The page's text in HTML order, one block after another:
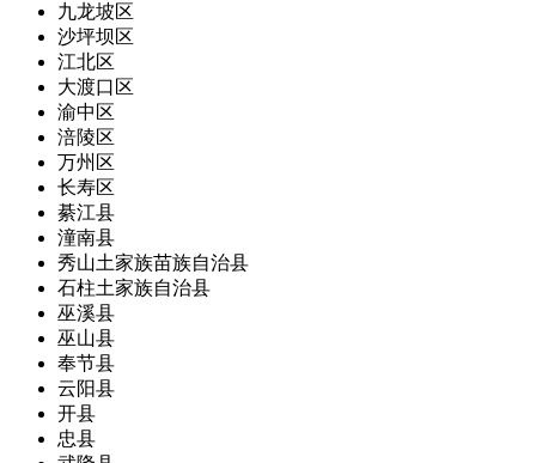
九龙坡区
沙坪坝区
江北区
大渡口区
渝中区
涪陵区
万州区
长寿区
綦江县
潼南县
秀山土家族苗族自治县
石柱土家族自治县
巫溪县
巫山县
奉节县
云阳县
开县
忠县